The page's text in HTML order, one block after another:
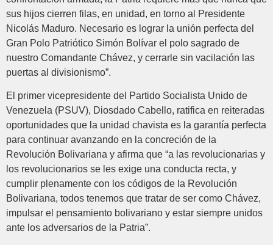
sus hijos cierren filas, en unidad, en torno al Presidente
Nicolás Maduro. Necesario es lograr la unión perfecta del
Gran Polo Patriótico Simón Bolívar el polo sagrado de
nuestro Comandante Chávez, y cerrarle sin vacilación las
puertas al divisionismo”.
El primer vicepresidente del Partido Socialista Unido de
Venezuela (PSUV), Diosdado Cabello, ratifica en reiteradas
oportunidades que la unidad chavista es la garantía perfecta
para continuar avanzando en la concreción de la
Revolución Bolivariana y afirma que “a las revolucionarias y
los revolucionarios se les exige una conducta recta, y
cumplir plenamente con los códigos de la Revolución
Bolivariana, todos tenemos que tratar de ser como Chávez,
impulsar el pensamiento bolivariano y estar siempre unidos
ante los adversarios de la Patria”.